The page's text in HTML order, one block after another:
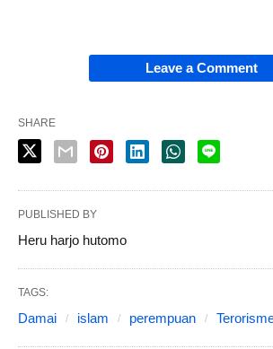
Leave a Comment
SHARE
PUBLISHED BY
Heru harjo hutomo
TAGS:
Damai islam perempuan